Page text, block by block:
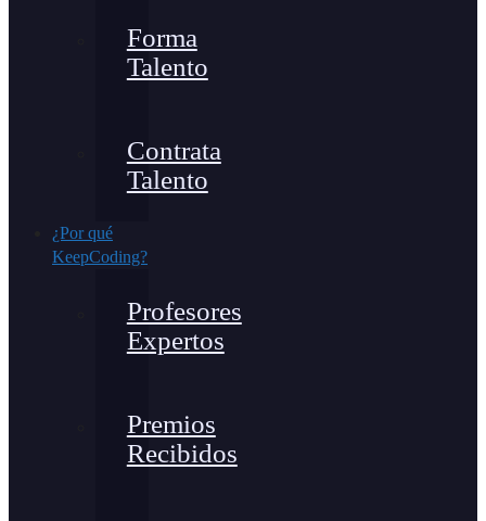
Forma
Talento
Contrata
Talento
¿Por qué
KeepCoding?
Profesores
Expertos
Premios
Recibidos